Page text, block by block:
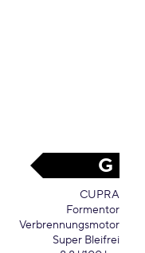
G
CUPRA
Formentor
Verbrennungsmotor
Super Bleifrei